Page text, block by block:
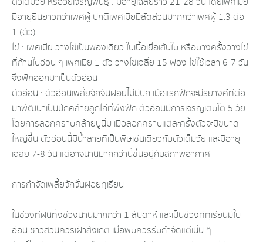
มีอายุยืนยาวกว่าเพศผู้ ปกติเพศเมียมีสัดส่วนมากกว่าเพศผู้ 1.3 ต่อ
1 (ตัว)
ไข่ : เพศเมีย วางไข่เป็นฟองเดี่ยว ในเนื้อเยื่อเส้นใบ หรือบางครั้งวางไข่
ที่ก้านใบอ่อน ๆ เพศเมีย 1 ตัว วางไข่เฉลี่ย 15 ฟอง ไข่ใช้เวลา 6-7 วัน
จึงฟักออกมาเป็นตัวอ่อน
ตัวอ่อน : ตัวอ่อนเพลี้ยจักจั่นฝอยไม่มีปีก เมื่อแรกฟักจะมีรยางค์ที่ต่อ
มาพัฒนาเป็นปีกคล้ายลูกไก่ที่พึ่งฟัก ตัวอ่อนมีการเจริญเติบโต 5 วัย
โดยการลอกคราบคล้ายปูนิ่ม เมื่อลอกคราบแต่ละครั้งตัวจะมีขนาด
ใหญ่ขึ้น ตัวอ่อนนี้มีน้ำลายที่เป็นพิษเช่นเดียวกับตัวเต็มวัย และมีอายุ
เฉลี่ย 7-8 วัน แต่อาจนานมากกว่านี้ขึ้นอยู่กับสภาพอากาศ
การกำจัดเพลี้ยจักจั่นฝอยทุเรียน
ในช่วงที่ฝนทิ้งช่วงนานมากกว่า 1 สัปดาห์ และเป็นช่วงที่ทุเรียนมีใบ
อ่อน ชาวสวนควรเฝ้าสังเกต เมื่อพบควรรีบกำจัดแต่เนิ่น ๆ